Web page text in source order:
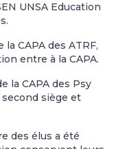
UNSA Education
CAPA des ATRF,
entre à la CAPA.
la CAPA des Psy
second siège et
des élus a été